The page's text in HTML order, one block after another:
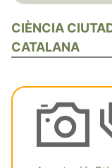
CIÈNCIA
CATALANA